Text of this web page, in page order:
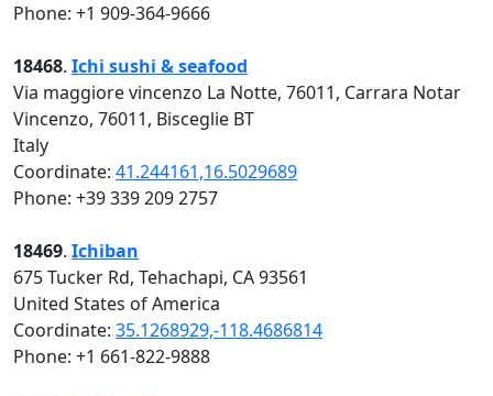
Phone: +1 909-364-9666
18468. Ichi sushi & seafood
Via maggiore vincenzo La Notte, 76011, Carrara Notar
Vincenzo, 76011, Bisceglie BT
Italy
Coordinate: 41.244161,16.5029689
Phone: +39 339 209 2757
18469. Ichiban
675 Tucker Rd, Tehachapi, CA 93561
United States of America
Coordinate: 35.1268929,-118.4686814
Phone: +1 661-822-9888